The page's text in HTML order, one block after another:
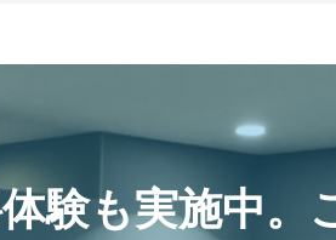
験も実施中。